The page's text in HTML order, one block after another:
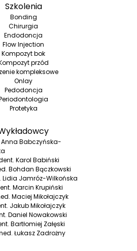
Szkolenia
Bonding
Chirurgia
Endodoncja
Flow Injection
Kompozyt bok
przód
kompleksowe
Onlay
Pedodoncja
Protetyka
Babczyńska-
Karol Babiński
Bohdan Bączkowski
Lidia Jamróz-Wilkońska
Marcin Krupiński
Maciej Mikołajczyk
Jakub Mikołajczyk
Daniel Nowakowski
Bartłomiej Załęski
Łukasz Zadrożny